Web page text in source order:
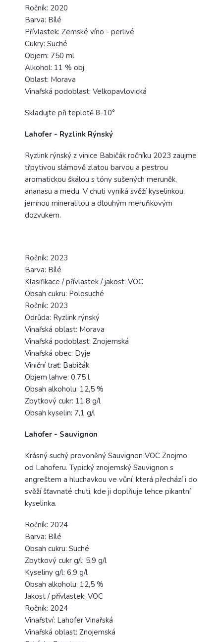
Ročník: 2020
Barva: Bílé
Přívlastek: Zemské víno - perlivé
Cukry: Suché
Objem: 750 ml
Alkohol: 11 % obj.
Oblast: Morava
Vinařská podoblast: Velkopavlovická
Skladujte při teplotě 8-10°
Lahofer - Ryzlink Rýnský
Ryzlink rýnský z vinice Babičák ročníku 2023 zaujme
třpytivou slámově zlatou barvou a pestrou
aromatickou škálou s tóny sušených meruněk,
ananasu a medu. V chuti vyniká svěží kyselinkou,
jemnou mineralitou a dlouhým meruňkovým
dozvukem.
Ročník: 2023
Barva: Bílé
Klasifikace / přívlastek / jakost: VOC
Obsah cukru: Polosuché
Ročník: 2023
Odrůda: Ryzlink rýnský
Vinařská oblast: Morava
Vinařská podoblast: Znojemská
Vinařská obec: Dyje
Viniční trať: Babičák
Objem lahve: 0,75 l
Obsah alkoholu: 12,5 %
Zbytkový cukr: 11,8 g/l
Obsah kyselin: 7,1 g/l
Lahofer - Sauvignon
Krásný suchý provoněný Sauvignon VOC Znojmo
od Lahoferu. Typický znojemský Sauvignon s
angreštem a hluchavkou ve vůní, která přechází i do
svěží šťavnaté chuti, kde ji doplňuje lehce pikantní
kyselinka.
Ročník: 2024
Barva: Bílé
Obsah cukru: Suché
Zbytkový cukr g/l: 5,9 g/l
Kyseliny g/l: 6,9 g/l
Obsah alkoholu: 12,5 %
Jakost / přívlastek: VOC
Ročník: 2024
Vinařství: Lahofer Vinařská
Vinařská oblast: Znojemská